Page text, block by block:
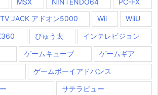
MSX NINTENDO64
PC-FX
TV JACK アドオン5000 Wii WiiU
ぴゅう太 インテレビジョン
ゲームキューブ ゲームギア
ゲームボーイアドバンス
サテラビュー